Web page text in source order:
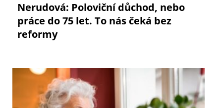
Nerudová: Poloviční důchod, nebo
práce do 75 let. To nás čeká bez
reformy